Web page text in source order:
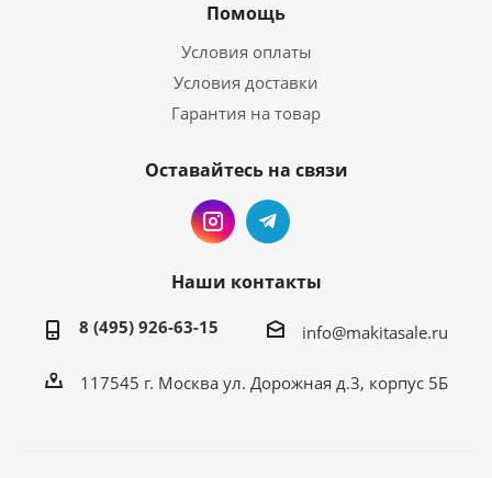
Помощь
Условия оплаты
Условия доставки
Гарантия на товар
Оставайтесь на связи
Наши контакты
8 (495) 926-63-15 info@makitasale.ru
117545 г. Москва ул. Дорожная д.3, корпус 5Б